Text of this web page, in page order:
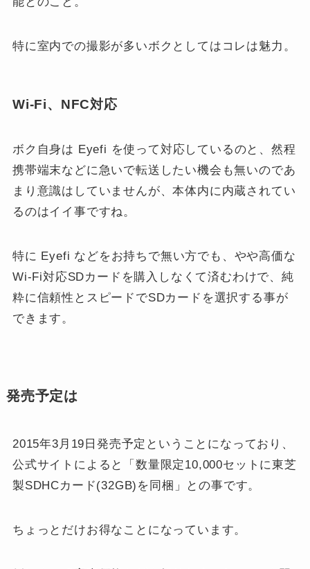
特に室内での撮影が多いボクとしてはコレは魅力。
Wi-Fi、NFC対応
ボク自身は Eyefi を使って対応しているのと、然程
携帯端末などに急いで転送したい機会も無いのであ
まり意識はしていませんが、本体内に内蔵されてい
るのはイイ事ですね。
特に Eyefi などをお持ちで無い方でも、やや高価な
Wi-Fi対応SDカードを購入しなくて済むわけで、純
粋に信頼性とスピードでSDカードを選択する事が
できます。
発売予定は
2015年3月19日発売予定ということになっており、
公式サイトによると「数量限定10,000セットに東芝
製SDHCカード(32GB)を同梱」との事です。
ちょっとだけお得なことになっています。